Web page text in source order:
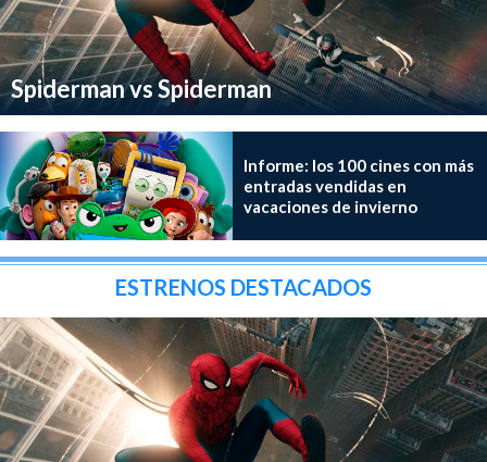
Spiderman vs Spiderman
Informe: los 100 cines con más
entradas vendidas en
vacaciones de invierno
ESTRENOS DESTACADOS